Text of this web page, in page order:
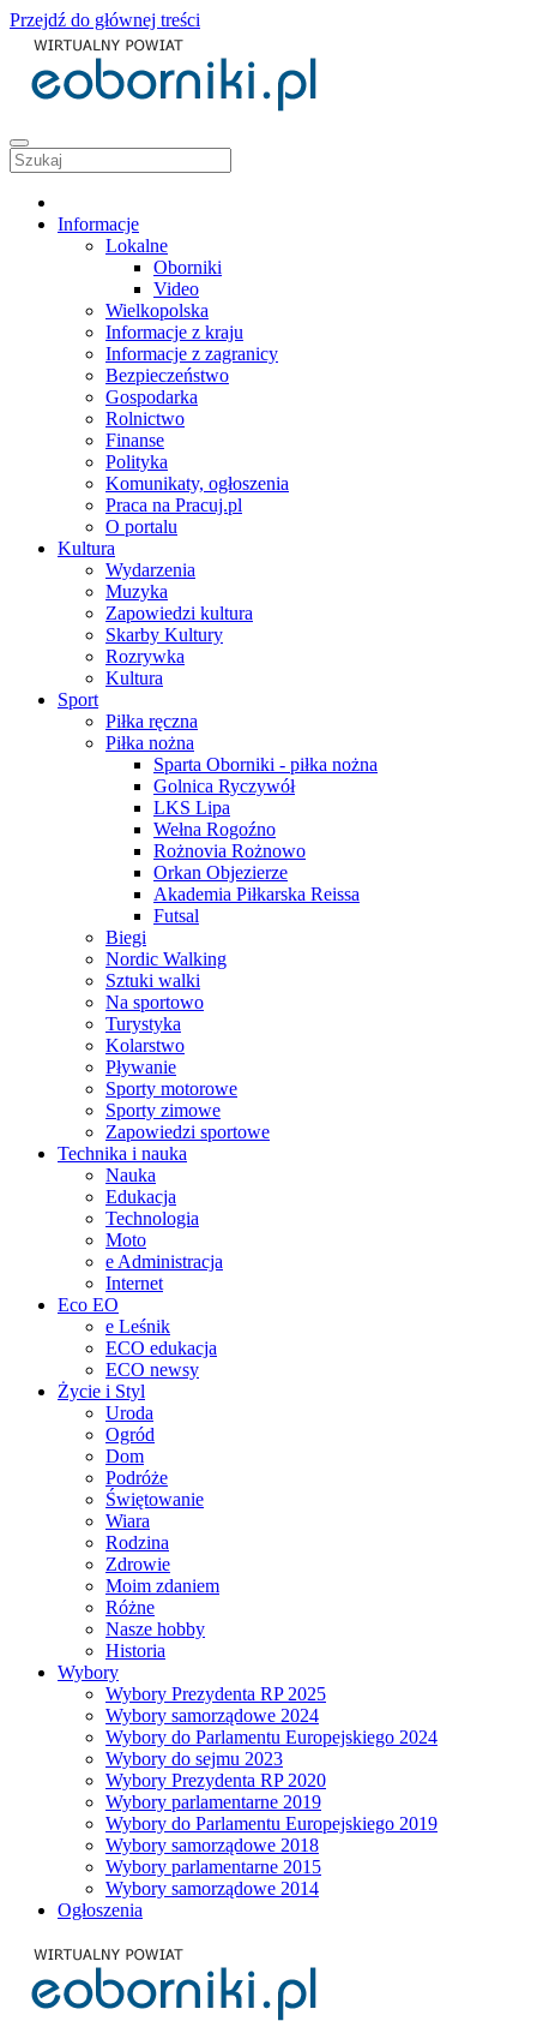
Przejdź do głównej treści
Informacje
Lokalne
Oborniki
Video
Wielkopolska
Informacje z kraju
Informacje z zagranicy
Bezpieczeństwo
Gospodarka
Rolnictwo
Finanse
Polityka
Komunikaty, ogłoszenia
Praca na Pracuj.pl
O portalu
Kultura
Wydarzenia
Muzyka
Zapowiedzi kultura
Skarby Kultury
Rozrywka
Kultura
Sport
Piłka ręczna
Piłka nożna
Sparta Oborniki - piłka nożna
Golnica Ryczywół
LKS Lipa
Wełna Rogoźno
Rożnovia Rożnowo
Orkan Objezierze
Akademia Piłkarska Reissa
Futsal
Biegi
Nordic Walking
Sztuki walki
Na sportowo
Turystyka
Kolarstwo
Pływanie
Sporty motorowe
Sporty zimowe
Zapowiedzi sportowe
Technika i nauka
Nauka
Edukacja
Technologia
Moto
e Administracja
Internet
Eco EO
e Leśnik
ECO edukacja
ECO newsy
Życie i Styl
Uroda
Ogród
Dom
Podróże
Świętowanie
Wiara
Rodzina
Zdrowie
Moim zdaniem
Różne
Nasze hobby
Historia
Wybory
Wybory Prezydenta RP 2025
Wybory samorządowe 2024
Wybory do Parlamentu Europejskiego 2024
Wybory do sejmu 2023
Wybory Prezydenta RP 2020
Wybory parlamentarne 2019
Wybory do Parlamentu Europejskiego 2019
Wybory samorządowe 2018
Wybory parlamentarne 2015
Wybory samorządowe 2014
Ogłoszenia